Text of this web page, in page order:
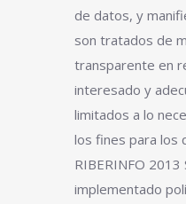
de datos, y
son tratados de
transparente en
interesado y
limitados a lo
los fines para los
RIBERINFO 2013
implementado